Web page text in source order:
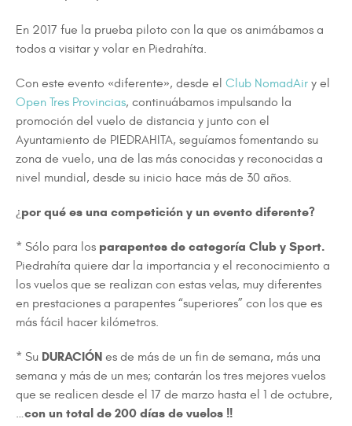
En 2017 fue la prueba piloto con la que os animábamos a
todos a visitar y volar en Piedrahíta.
Con este evento «diferente», desde el Club NomadAir y el
Open Tres Provincias, continuábamos impulsando la
promoción del vuelo de distancia y junto con el
Ayuntamiento de PIEDRAHITA, seguíamos fomentando su
zona de vuelo, una de las más conocidas y reconocidas a
nivel mundial, desde su inicio hace más de 30 años.
¿por qué es una competición y un evento diferente?
* Sólo para los parapentes de categoría Club y Sport.
Piedrahíta quiere dar la importancia y el reconocimiento a
los vuelos que se realizan con estas velas, muy diferentes
en prestaciones a parapentes “superiores” con los que es
más fácil hacer kilómetros.
* Su DURACIÓN es de más de un fin de semana, más una
semana y más de un mes; contarán los tres mejores vuelos
que se realicen desde el 17 de marzo hasta el 1 de octubre,
…con un total de 200 días de vuelos !!